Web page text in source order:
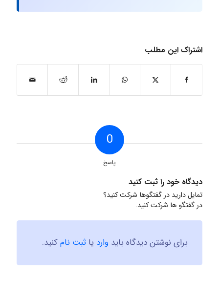
اشتراک این مطلب
0
پاسخ
دیدگاه خود را ثبت کنید
تمایل دارید در گفتگوها شرکت کنید؟
در گفتگو ها شرکت کنید.
برای نوشتن دیدگاه باید وارد یا ثبت نامکنید.